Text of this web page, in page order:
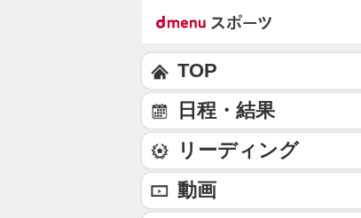
TOP
日程・結果
リーディング
動画